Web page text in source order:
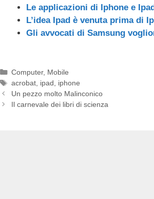
Le applicazioni di Iphone e
L’idea Ipad è venuta prima di
Gli avvocati di Samsung
Categorie
Computer, Mobile
Tag
acrobat, ipad
iphone
Un pezzo molto Malinconico
Il carnevale dei libri di scienza